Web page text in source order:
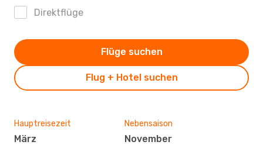
Direktflüge
Flug + Hotel suchen
Flüge suchen
Hauptreisezeit
März
Nebensaison
November